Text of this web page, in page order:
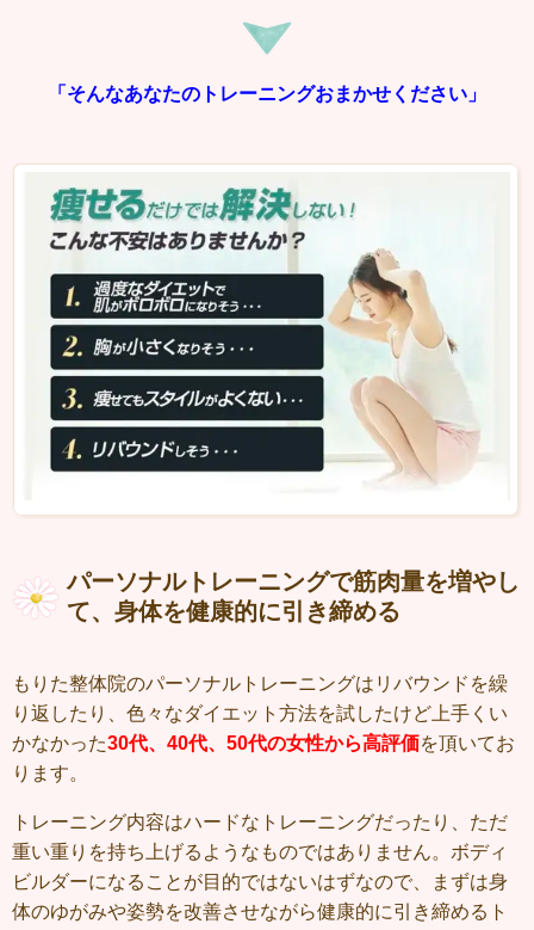
「そんなあなたのトレーニングおまかせください」
パーソナルトレーニングで筋肉量を増やし
て、身体を健康的に引き締める
もりた整体院のパーソナルトレーニングはリバウンドを繰
り返したり、色々なダイエット方法を試したけど上手くい
かなかった30代、40代、50代の女性から高評価を頂いてお
ります。
トレーニング内容はハードなトレーニングだったり、ただ
重い重りを持ち上げるようなものではありません。ボディ
ビルダーになることが目的ではないはずなので、まずは身
体のゆがみや姿勢を改善させながら健康的に引き締めるト